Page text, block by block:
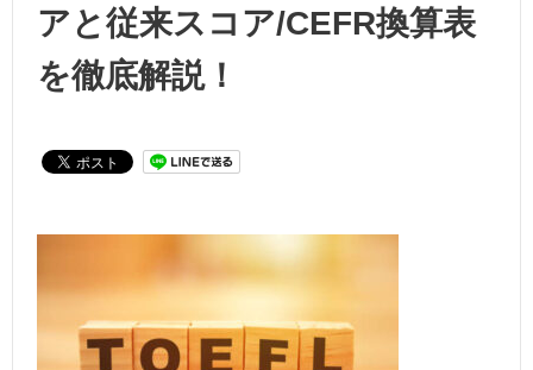
アと従来スコア/CEFR換算表
を徹底解説！